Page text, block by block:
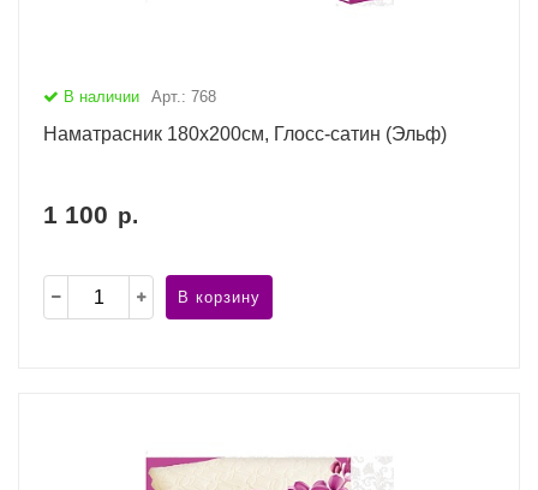
В наличии Арт.: 768
Наматрасник 180х200см, Глосс-сатин (Эльф)
1 100 р.
В корзину